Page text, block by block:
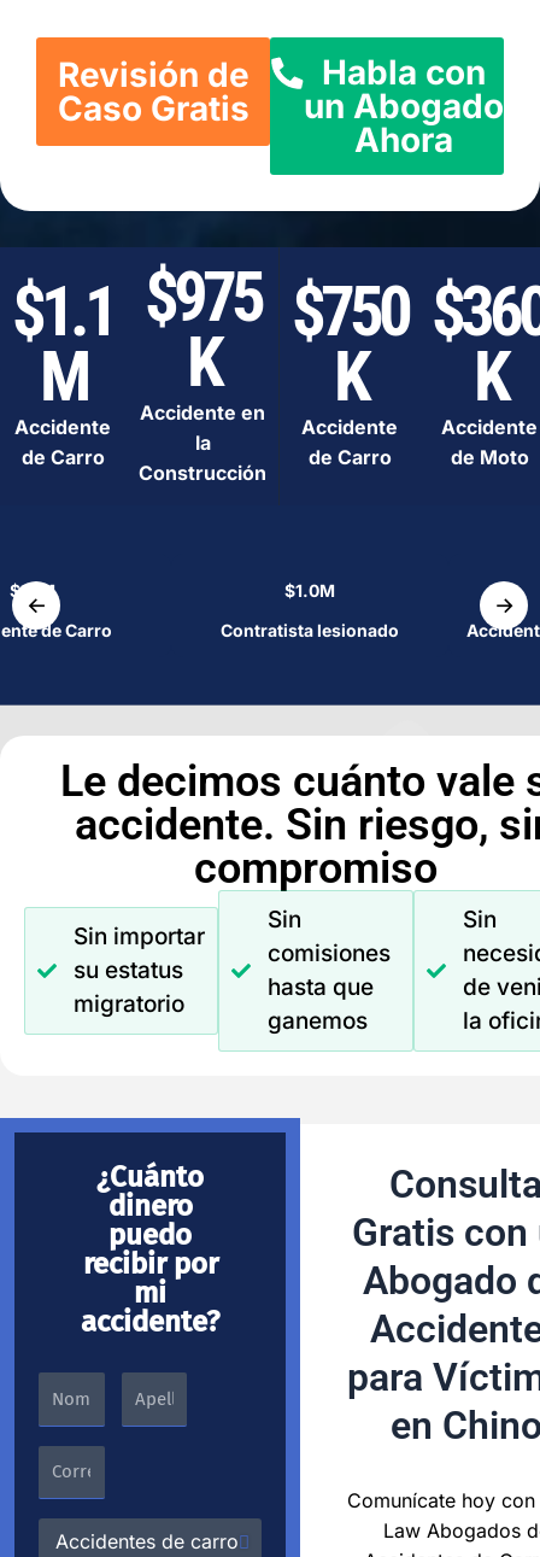
Revisión de
Caso Gratis
Habla con
un Abogado
Ahora
$1.1
M
Accidente
de Carro
$975
K
Accidente en
la
Construcción
$750
K
Accidente
de Carro
K
Accidente
de Moto
←
$1.1M
de Carro
$1.0M
Contratista lesionado
→
Le decimos cuánto vale
accidente. Sin riesgo,
compromiso
Sin importar
su estatus
migratorio
Sin
comisiones
hasta que
ganemos
Sin
de
la
¿Cuánto
dinero
puedo
recibir por
mi
accidente?
Gratis con
Abogado
para
en
Comunícate hoy
Law Abogados